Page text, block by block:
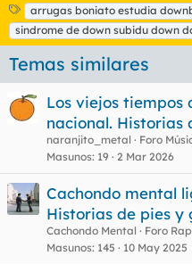
E
t
i
u
t
a
arrugas boniato estudia
sindrome de down subidu down
Temas similares
Los viejos tiempos
nacional. Historias
naranjito_metal
Foro
Masunos 19 2 Mar 2026
Cachondo mental
Historias de pies y
Cachondo Mental
Foro
Masunos 145 10 May 2025